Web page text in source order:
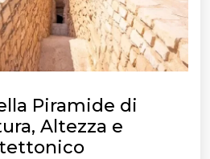
Piramide di
Altezza e